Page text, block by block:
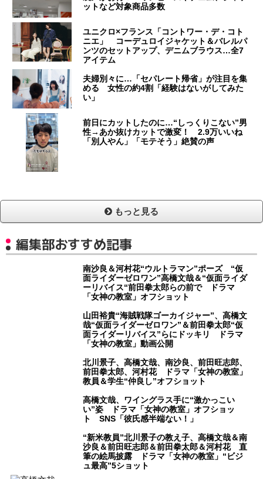
ットなど対象商品多数
ユニクロ×フランス「コントワー・デ・コト
ニエ」 コーデュロイジャケット＆バレルパ
ンツのセットアップ、デニムブラウス…全7
アイテム
夫婦別々に…「セパレート帰省」が注目を集
める 女性の約4割「経験はないがしてみた
い」
前日にカットしたのに…“しっくりこない”男
性→あか抜けカットで激変！ 2.9万いいね
「別人やん」「モテそう」絶賛の声
もっと見る
編集部おすすめ記事
南沙良＆河村花“ウルトラマン”ポーズ “仮
面ライダーゼロワン”高橋文哉＆“仮面ライダ
ーリバイス“前田拳太郎らの前で ドラマ
「女神の教室」オフショット
山田裕貴“海賊戦隊ゴーカイジャー”、高橋文
哉“仮面ライダーゼロワン”＆前田拳太郎“仮
面ライダーリバイス”らにドッキリ ドラマ
「女神の教室」動画公開
北川景子、高橋文哉、南沙良、前田旺志郎、
前田拳太郎、河村花 ドラマ「女神の教室」
教員＆学生“仲良し”オフショット
高橋文哉、ワイングラス手に“激かっこい
い”姿 ドラマ「女神の教室」オフショッ
ト SNS「彼氏感半端ない！」
“新米教員”北川景子の教え子、高橋文哉＆南
沙良＆前田旺志郎＆前田拳太郎＆河村花 直
筆の絵馬披露 ドラマ「女神の教室」“ビジ
ュ最高”5ショット